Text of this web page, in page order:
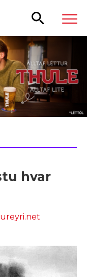
hvar